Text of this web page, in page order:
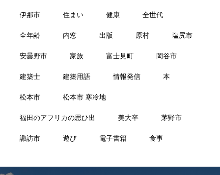
伊那市 住まい 健康 全世代
全年齢 内窓 出版 原村 塩尻市
安曇野市 家族 富士見町 岡谷市
建築士 建築用語 情報発信 本
松本市 松本市 寒冷地
福田のアフリカの思ひ出 美大卒 茅野市
諏訪市 遊び 電子書籍 食事